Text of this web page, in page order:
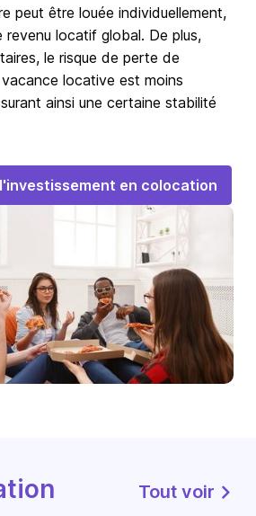
peut être louée individuellement,
revenu locatif global. De plus,
le risque de perte de
locative est moins
ainsi une certaine stabilité
en colocation
Tout voir